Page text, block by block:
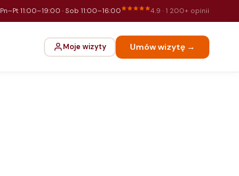
Pn–Pt 11:00–19:00 · Sob 11:00–16:00 4.9 · 1 200+ opinii
Moje wizyty Umów wizytę →